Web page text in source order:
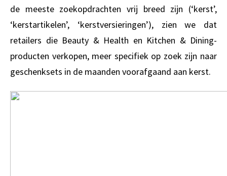
de meeste zoekopdrachten vrij breed zijn (‘kerst’,
‘kerstartikelen’, ‘kerstversieringen’), zien we dat
retailers die Beauty & Health en Kitchen & Dining-
producten verkopen, meer specifiek op zoek zijn naar
geschenksets in de maanden voorafgaand aan kerst.